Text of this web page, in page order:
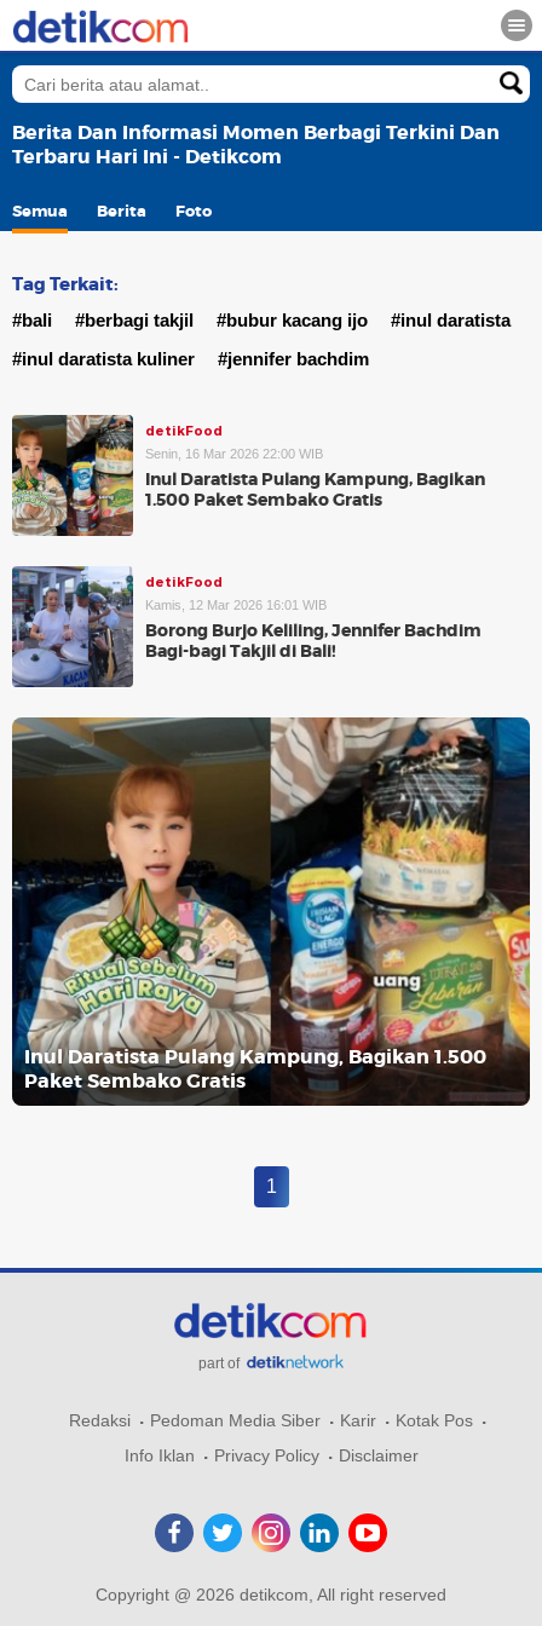
Berita Dan Informasi Momen Berbagi Terkini Dan
Terbaru Hari Ini - Detikcom
Semua Berita Foto
Tag Terkait:
#bali #berbagi takjil #bubur kacang ijo
#inul daratista
#inul daratista kuliner
#jennifer bachdim
detikFood
Senin, 16 Mar 2026 22:00 WIB
Inul Daratista Pulang Kampung, Bagikan
1.500 Paket Sembako Gratis
detikFood
Kamis, 12 Mar 2026 16:01 WIB
Borong Burjo Keliling, Jennifer Bachdim
Bagi-bagi Takjil di Bali!
Inul Daratista Pulang Kampung, Bagikan 1.500
Paket Sembako Gratis
1
part of
Redaksi Pedoman Media Siber Karir
Kotak Pos
Info Iklan
Privacy Policy Disclaimer
Copyright @ 2026 detikcom, All right reserved